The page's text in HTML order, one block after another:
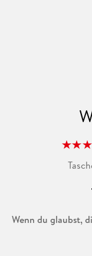
Wenn du glaubst,